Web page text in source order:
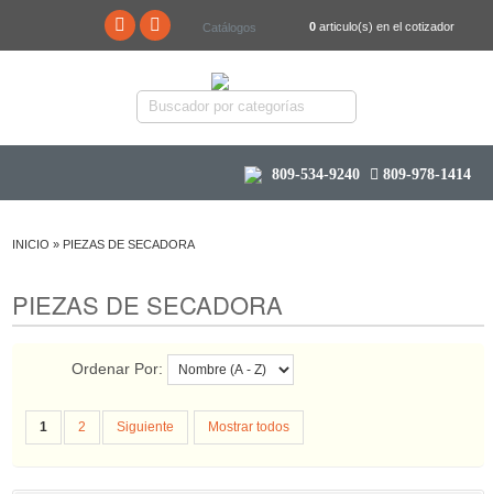
Catálogos 0 articulo(s) en el cotizador
809-534-9240 809-978-1414
INICIO » PIEZAS DE SECADORA
PIEZAS DE SECADORA
Ordenar Por:
1 2 Siguiente Mostrar todos